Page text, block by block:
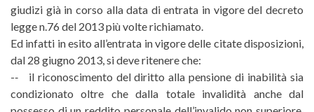
giudizi già in corso alla data di entrata in vigore del decreto
legge n.76 del 2013 più volte richiamato.
Ed infatti in esito all’entrata in vigore delle citate disposizioni,
dal 28 giugno 2013, si deve ritenere che:
-­‐ il riconoscimento del diritto alla pensione di inabilità sia
condizionato oltre che dalla totale invalidità anche dal